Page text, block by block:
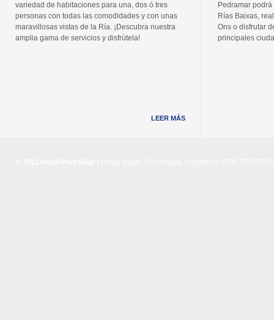
variedad de habitaciones para una, dos ó tres
personas con todas las comodidades y con unas
maravillosas vistas de la Ría. ¡Descubra nuestra
amplia gama de servicios y disfrútela!
LEER MÁS
Pedramar
Rías Baixas,
Ons o disfrutar
principales